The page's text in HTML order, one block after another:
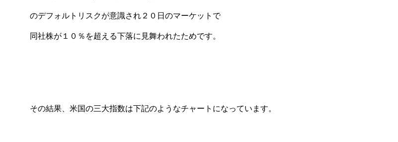
のデフォルトリスクが意識され２０日のマーケットで
同社株が１０％を超える下落に見舞われたためです。
その結果、米国の三大指数は下記のようなチャートになっています。